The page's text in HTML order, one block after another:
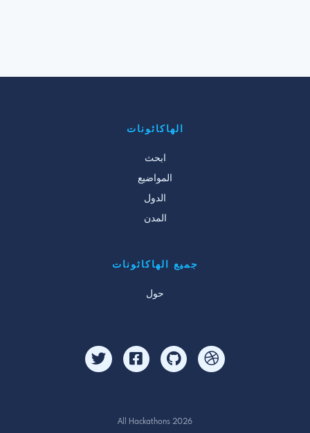
الهاكاثونات
ابحث
المواضيع
الدول
المدن
جميع الهاكاثونات
حول
All Hackathons 2026